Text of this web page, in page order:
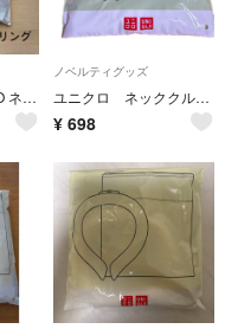
ユニクロ UNIQLO ネッククールリング ノベルティ
ノベルティグッズ
ユニクロ ネッククルーリング
¥ 698